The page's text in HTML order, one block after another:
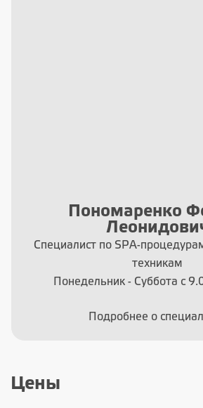
Пономаренко
Специалист по SPA-
техникам
Понедельник - Суббота с
Подробнее о
Цены